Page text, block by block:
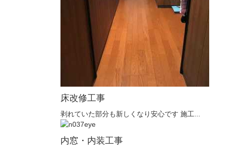
床改修工事
剥れていた部分も新しくなり安心です 施工...
内窓・内装工事